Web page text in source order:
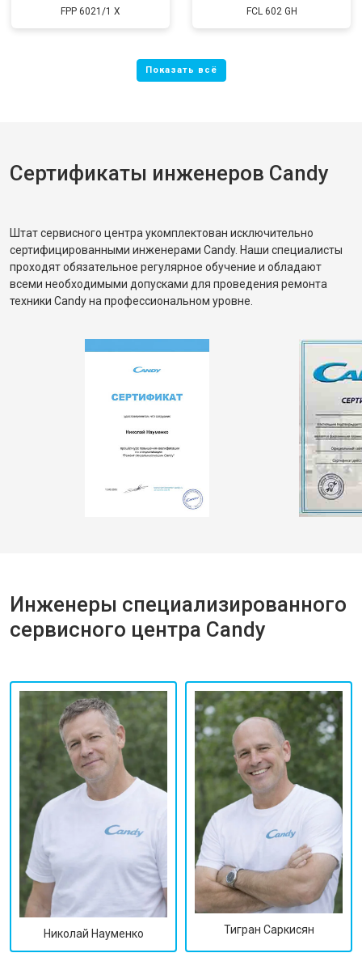
FPP 6021/1 X FCL 602 GH
Сертификаты инженеров Candy
Штат сервисного центра укомплектован исключительно
сертифицированными инженерами Candy. Наши специалисты
проходят обязательное регулярное обучение и обладают
всеми необходимыми допусками для проведения ремонта
техники Candy на профессиональном уровне.
Инженеры специализированного
сервисного центра Candy
Николай Науменко Тигран Саркисян